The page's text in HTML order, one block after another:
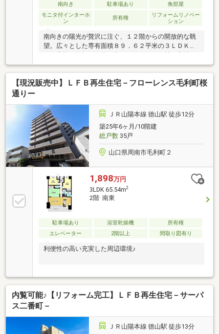
南向き 駐車場あり
角部屋
モニタ付インターホ
ン
所有権
リフォームリノベー
ション
南向きの陽光が贅沢に注ぐ、１２階からの開放的な眺
望。広々とした専有面積８９．６２平米の３ＬＤＫ
いリビングダイニングが魅力です。お部屋の間には生
活動線をスマートにするウォークスルークローゼット
を配置し、日々の暮らしに上質なゆとりをプラス。さ
り、快適な新生活をすぐにスタートできます。鹿田小
学校まで徒歩６分という、お子様の通学にも安心の好
立地。この心地よさと開放感を、ぜひ現地の内見でご
体感ください。
【現況販売中】ＬＦＢ再生住宅－フローレンス毛利町桜
通りー
ＪＲ山陽本線 徳山駅 徒歩12分
築25年6ヶ月/10階建
総戸数35戸
山口県周南市毛利町２
1,898万円
3LDK 65.54m2
2階 南東
駐車場あり 浴室乾燥機
所有権
エレベーター
2階以上 間取り図有り
利便性の高い充実した周辺環境♪
内覧可能♪【リフォーム完工】ＬＦＢ再生住宅－サーパ
ス二番町－
ＪＲ山陽本線 徳山駅 徒歩13分